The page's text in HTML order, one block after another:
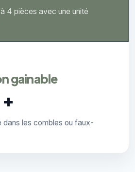
4 pièces avec une unité
gainable
dans les combles ou faux-